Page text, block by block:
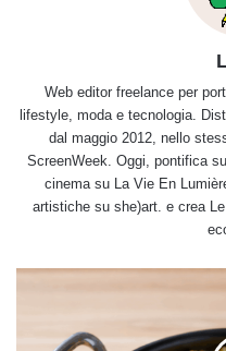
Web editor freelance per
lifestyle, moda e tecnologia.
dal maggio 2012, nello
ScreenWeek. Oggi, pontifica
cinema su La Vie En
artistiche su she)art. e crea
Risotto